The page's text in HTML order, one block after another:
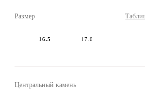
Размер
16.5 17.0
Центральный камень